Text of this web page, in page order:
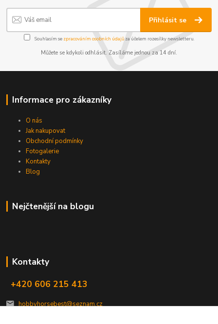
Přihlásit se
Souhlasím se zpracováním osobních údajůza účelem rozesílky newsletteru.
Můžete se kdykoli odhlásit. Zasíláme jednou za 14 dní.
Informace pro zákazníky
O nás
Jak nakupovat
Obchodní podmínky
Fotogalerie
Kontakty
Blog
Nejčtenější na blogu
Kontakty
+420 606 215 413
hobbyhorsebest@seznam.cz